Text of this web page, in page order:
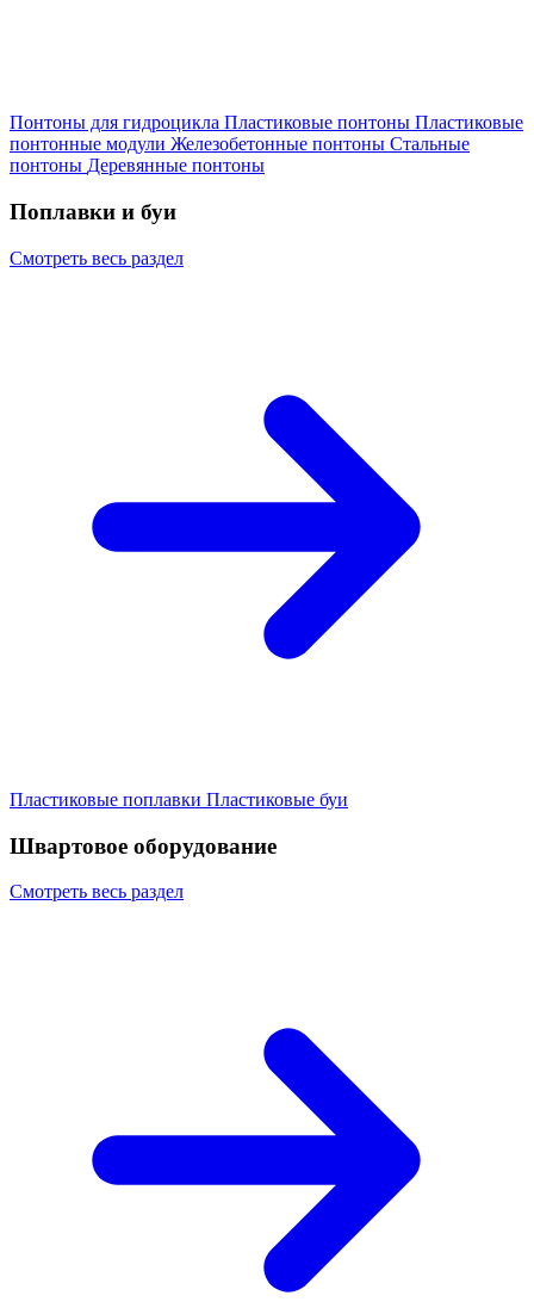
Понтоны для гидроцикла Пластиковые понтоны Пластиковые
понтонные модули Железобетонные понтоны Стальные
понтоны Деревянные понтоны
Поплавки и буи
Смотреть весь раздел
Пластиковые поплавки Пластиковые буи
Швартовое оборудование
Смотреть весь раздел